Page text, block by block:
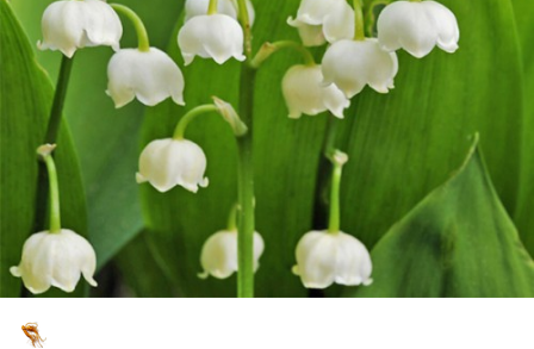
어린모종 국화
그라스
10 조날